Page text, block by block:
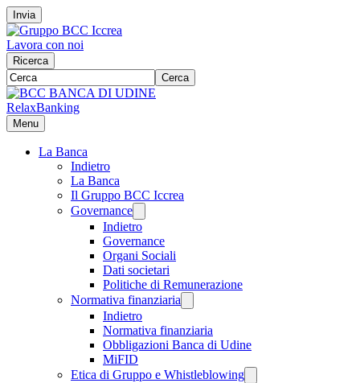
Invia
Lavora con noi
Ricerca
Cerca
RelaxBanking
Menu
La Banca
Indietro
La Banca
Il Gruppo BCC Iccrea
Governance
Indietro
Governance
Organi Sociali
Dati societari
Politiche di Remunerazione
Normativa finanziaria
Indietro
Normativa finanziaria
Obbligazioni Banca di Udine
MiFID
Etica di Gruppo e Whistleblowing